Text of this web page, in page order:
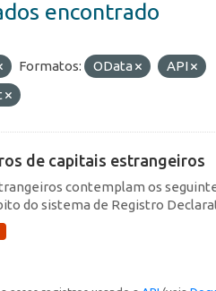
encontrado
Formatos: OData
API
de capitais estrangeiros
contemplam os
do sistema de Registro